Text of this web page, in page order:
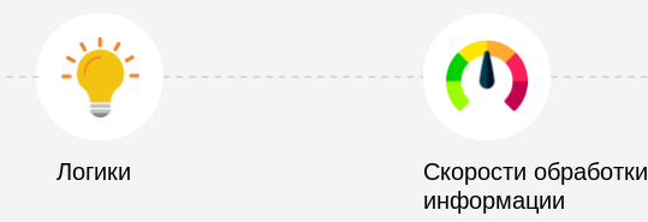
Логики
Скорости обработки
информации